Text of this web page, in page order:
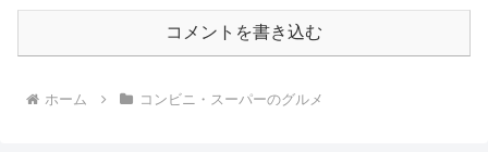
コメントを書き込む
ホーム コンビニ・スーパーのグルメ